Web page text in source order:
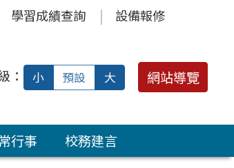
學習成績查詢 設備報修
： 小 預設 大 網站導覽
行事
校務建言